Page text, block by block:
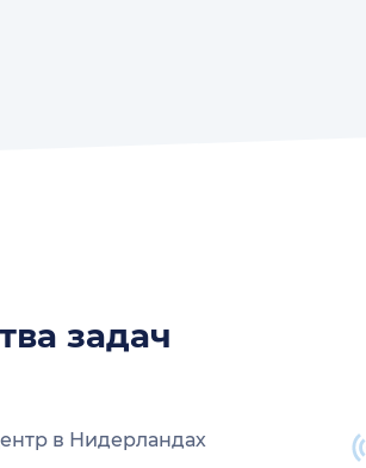
задач
в Нидерландах